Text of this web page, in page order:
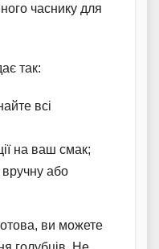
часнику для
так:
всі
на ваш смак;
або
ви можете